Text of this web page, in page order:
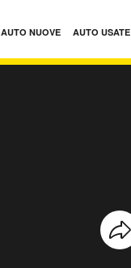
AUTO NUOVE AUTO USATE